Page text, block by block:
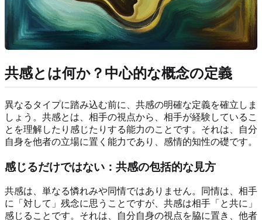
共感とは何か？中心的な概念の定義
異なるタイプに踏み込む前に、共感の明確な定義を確立しま
しょう。共感とは、相手の視点から、相手が経験しているこ
とを理解したり感じたりする能力のことです。それは、自分
自身を他者の立場に置く能力であり、感情的知性の礎です。
感じるだけではない：共感の包括的な見方
共感は、単なる憐れみや同情ではありません。同情は、相手
に「対して」残念に思うことですが、共感は相手「と共に」
感じることです。それは、自分自身の視点を脇に置き、他者